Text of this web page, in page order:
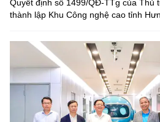
Quyết định số 1499/QĐ-TTg của Thủ
thành lập Khu Công nghệ cao tỉnh